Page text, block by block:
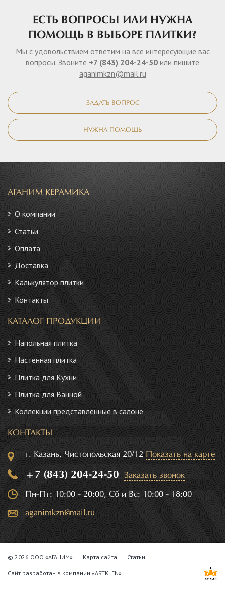
ЕСТЬ ВОПРОСЫ ИЛИ НУЖНА
ПОМОЩЬ В ВЫБОРЕ ПЛИТКИ?
Мы с удовольствием ответим на все интересующие вас
вопросы. Звоните +7 (843) 204-24-50 или пишите
aganimkzn@mail.ru
ЗАДАТЬ ВОПРОС
НУЖНА ПОМОЩЬ
АГАНИМ КЕРАМИКА
О компании
Статьи
Оплата
Доставка
Калькулятор плитки
Контакты
КАТАЛОГ ПРОДУКЦИИ
Напольная плитка
Настенная плитка
Плитка для Кухни
Плитка для Ванной
Коллекции представленные в салоне
КОНТАКТЫ
г. Казань, Чистопольская 20/12 Показать на карте
+7 (843) 204-24-50 Заказать звонок
Пн-Пт: 10:00 - 20:00, Сб и Вс: 10:00 - 18:00
aganimkzn@mail.ru
© 2026 ООО «АГАНИМ» Карта сайта Статьи
Сайт разработан в компании «ARTKLEN»